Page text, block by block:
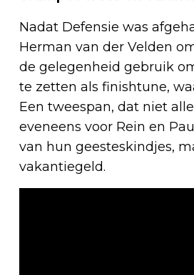
Nadat Defensie was
Herman van der Velden
de gelegenheid gebruik
te zetten als finishtune,
Een tweespan, dat niet
eveneens voor Rein en
van hun geesteskindjes,
vakantiegeld.